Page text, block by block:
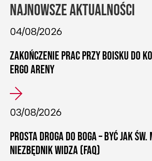
NAJNOWSZE AKTUALNOŚCI
04/08/2026
ZAKOŃCZENIE PRAC PRZY BOISKU DO
ERGO ARENY
03/08/2026
PROSTA DROGA DO BOGA – BYĆ JAK
NIEZBĘDNIK WIDZA (FAQ)